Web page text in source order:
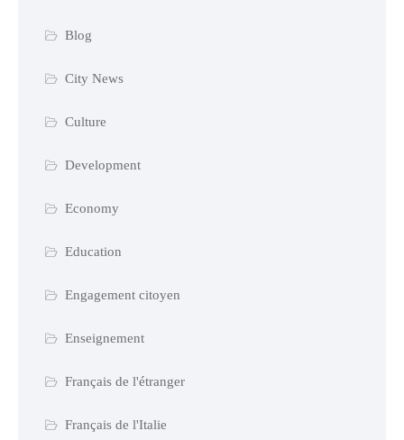
Blog
City News
Culture
Development
Economy
Education
Engagement citoyen
Enseignement
Français de l'étranger
Français de l'Italie